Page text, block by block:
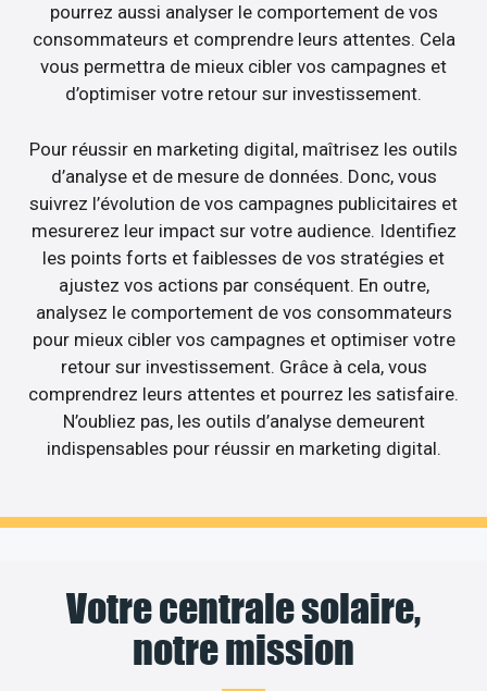
pourrez aussi analyser le comportement de vos
consommateurs et comprendre leurs attentes. Cela
vous permettra de mieux cibler vos campagnes et
d’optimiser votre retour sur investissement.
Pour réussir en marketing digital, maîtrisez les outils
d’analyse et de mesure de données. Donc, vous
suivrez l’évolution de vos campagnes publicitaires et
mesurerez leur impact sur votre audience. Identifiez
les points forts et faiblesses de vos stratégies et
ajustez vos actions par conséquent. En outre,
analysez le comportement de vos consommateurs
pour mieux cibler vos campagnes et optimiser votre
retour sur investissement. Grâce à cela, vous
comprendrez leurs attentes et pourrez les satisfaire.
N’oubliez pas, les outils d’analyse demeurent
indispensables pour réussir en marketing digital.
Votre centrale solaire,
notre mission